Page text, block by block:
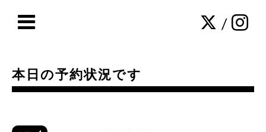
/
本日の予約状況です